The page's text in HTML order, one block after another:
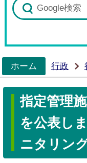
ホーム
行政
指定管理
を公表し
ニタリン